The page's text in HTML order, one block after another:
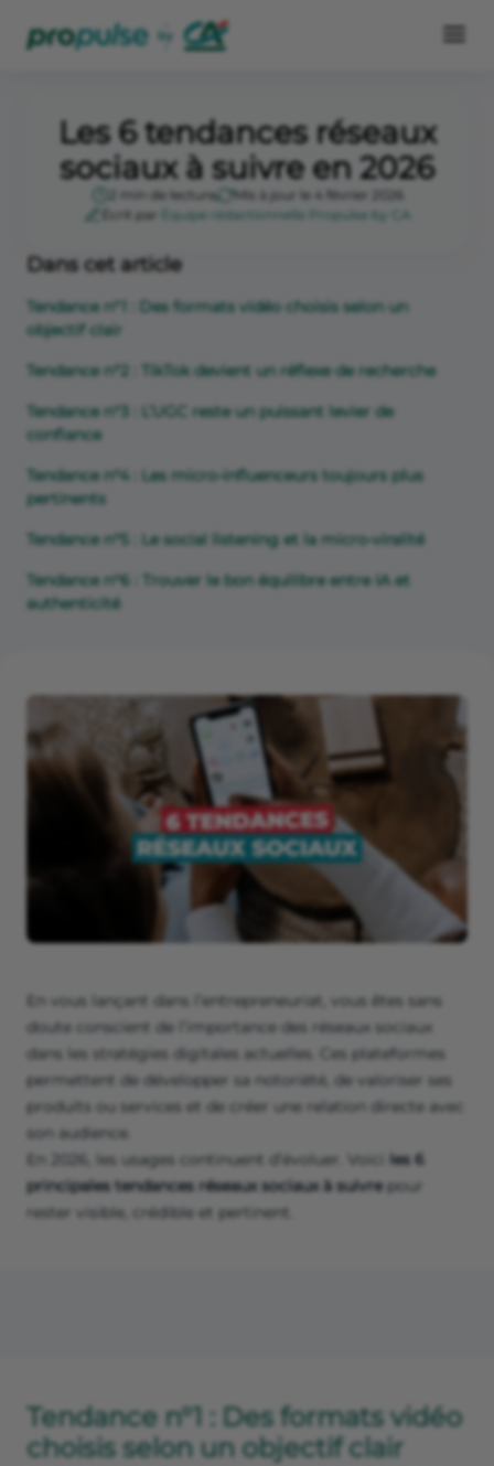
Les 6 tendances réseaux
sociaux à suivre en 2026
2 min de lecture
Mis à jour le 4 février 2026
Écrit par
Équipe rédactionnelle Propulse by CA
Dans cet article
Tendance n°1 : Des formats vidéo choisis selon un
objectif clair
Tendance n°2 : TikTok devient un réflexe de recherche
Tendance n°3 : L’UGC reste un puissant levier de
confiance
Tendance n°4 : Les micro-influenceurs toujours plus
pertinents
Tendance n°5 : Le social listening et la micro-viralité
Tendance n°6 : Trouver le bon équilibre entre IA et
authenticité
En vous lançant dans l’entrepreneuriat, vous êtes sans
doute conscient de l’importance des réseaux sociaux
dans les stratégies digitales actuelles. Ces plateformes
permettent de développer sa notoriété, de valoriser ses
produits ou services et de créer une relation directe avec
son audience.
En 2026, les usages continuent d’évoluer. Voici
les 6
principales tendances réseaux sociaux à suivrepour
rester visible, crédible et pertinent.
Tendance n°1 : Des formats vidéo
choisis selon un objectif clair